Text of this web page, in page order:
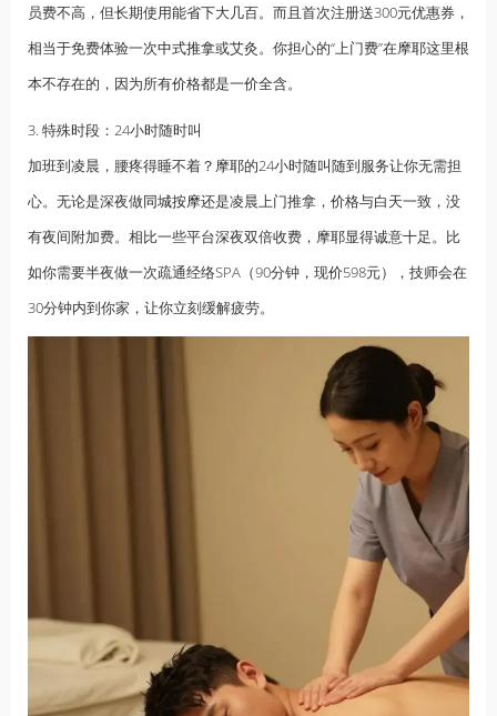
员费不高，但长期使用能省下大几百。而且首次注册送300元优惠券，
相当于免费体验一次中式推拿或艾灸。你担心的“上门费”在摩耶这里根
本不存在的，因为所有价格都是一价全含。
3. 特殊时段：24小时随时叫
加班到凌晨，腰疼得睡不着？摩耶的24小时随叫随到服务让你无需担
心。无论是深夜做同城按摩还是凌晨上门推拿，价格与白天一致，没
有夜间附加费。相比一些平台深夜双倍收费，摩耶显得诚意十足。比
如你需要半夜做一次疏通经络SPA（90分钟，现价598元），技师会在
30分钟内到你家，让你立刻缓解疲劳。